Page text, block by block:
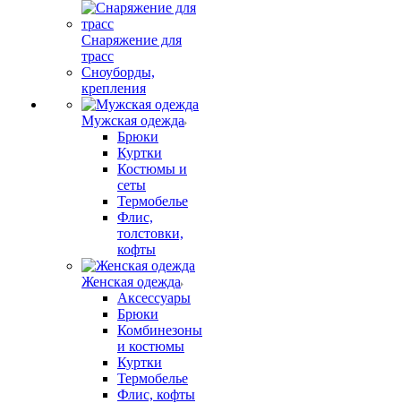
Снаряжение для
трасс
Сноуборды,
крепления
Мужская одежда
Брюки
Куртки
Костюмы и
сеты
Термобелье
Флис,
толстовки,
кофты
Женская одежда
Аксессуары
Брюки
Комбинезоны
и костюмы
Куртки
Термобелье
Флис, кофты